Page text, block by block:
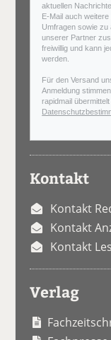
aktuellen
E-Mail auch
Umfragen sowie zu
unserer Partner
freiwillig und kann
werden.
Für den Versand
Anmeldung
rapidmail
Kontakt
Kontakt
Kontakt
Kontakt
Verlag